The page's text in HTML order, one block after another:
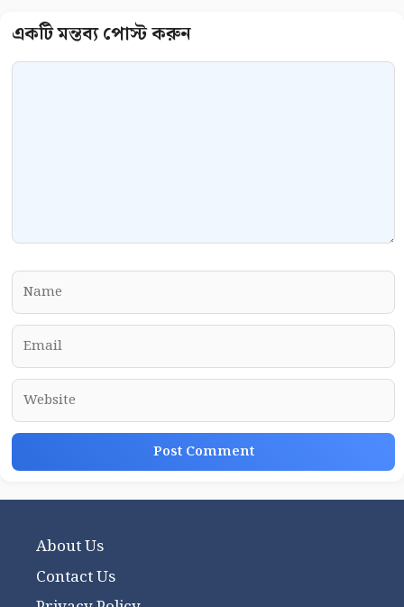
Comment
Name
Email
Website
About Us
Contact Us